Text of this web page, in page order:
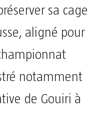
sa cage
aligné pour
notamment
de Gouiri à